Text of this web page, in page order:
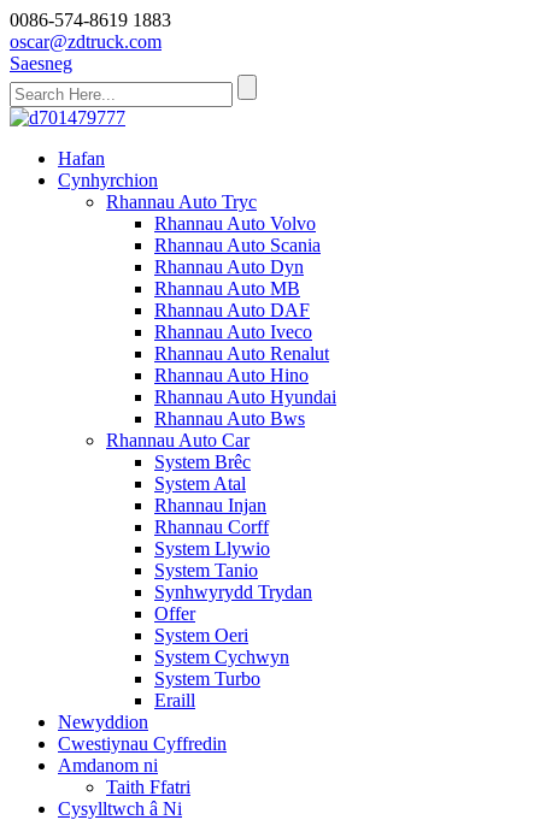
0086-574-8619 1883
oscar@zdtruck.com
Saesneg
Hafan
Cynhyrchion
Rhannau Auto Tryc
Rhannau Auto Volvo
Rhannau Auto Scania
Rhannau Auto Dyn
Rhannau Auto MB
Rhannau Auto DAF
Rhannau Auto Iveco
Rhannau Auto Renalut
Rhannau Auto Hino
Rhannau Auto Hyundai
Rhannau Auto Bws
Rhannau Auto Car
System Brêc
System Atal
Rhannau Injan
Rhannau Corff
System Llywio
System Tanio
Synhwyrydd Trydan
Offer
System Oeri
System Cychwyn
System Turbo
Eraill
Newyddion
Cwestiynau Cyffredin
Amdanom ni
Taith Ffatri
Cysylltwch â Ni